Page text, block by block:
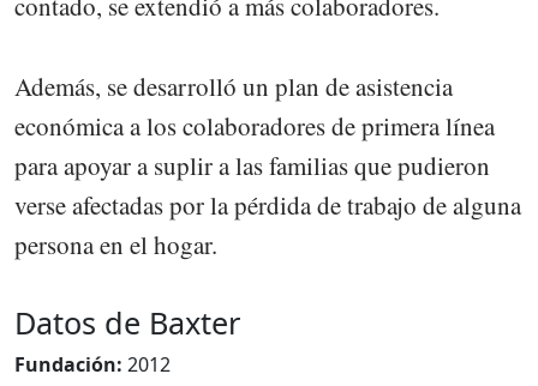
Además, se desarrolló un plan de asistencia
económica a los colaboradores de primera línea
para apoyar a suplir a las familias que pudieron
verse afectadas por la pérdida de trabajo de alguna
persona en el hogar.
Datos de Baxter
Fundación: 2012